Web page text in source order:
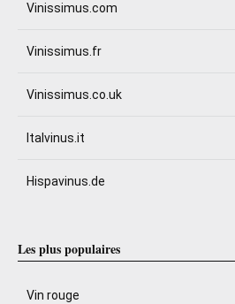
Vinissimus.com
Vinissimus.fr
Vinissimus.co.uk
Italvinus.it
Hispavinus.de
Les plus populaires
Vin rouge